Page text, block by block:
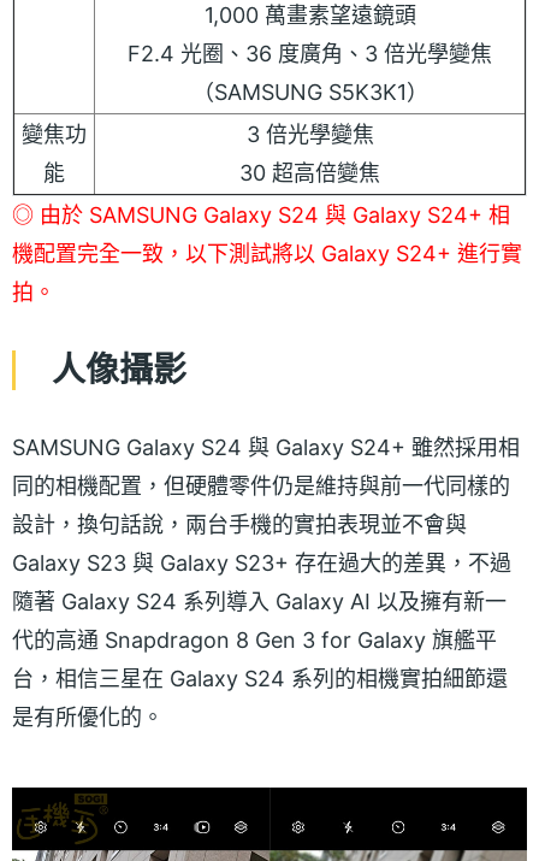
1,000 萬畫素望遠鏡頭
F2.4 光圈、36 度廣角、3 倍光學變焦
（SAMSUNG S5K3K1）
變焦功
能
3 倍光學變焦
30 超高倍變焦
◎ 由於 SAMSUNG Galaxy S24 與 Galaxy S24+ 相
機配置完全一致，以下測試將以 Galaxy S24+ 進行實
拍。
人像攝影
SAMSUNG Galaxy S24 與 Galaxy S24+ 雖然採用相
同的相機配置，但硬體零件仍是維持與前一代同樣的
設計，換句話說，兩台手機的實拍表現並不會與
Galaxy S23 與 Galaxy S23+ 存在過大的差異，不過
隨著 Galaxy S24 系列導入 Galaxy AI 以及擁有新一
代的高通 Snapdragon 8 Gen 3 for Galaxy 旗艦平
台，相信三星在 Galaxy S24 系列的相機實拍細節還
是有所優化的。